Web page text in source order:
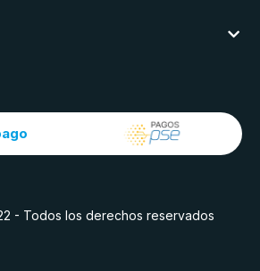
- Todos los derechos reservados